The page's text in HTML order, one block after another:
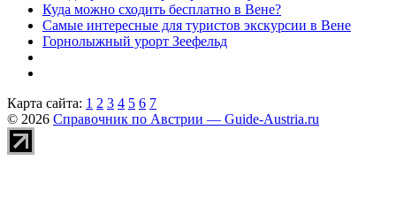
Куда можно сходить бесплатно в Вене?
Самые интересные для туристов экскурсии в Вене
Горнолыжный урорт Зеефельд
Карта сайта: 1 2 3 4 5 6 7
© 2026 Справочник по Австрии — Guide-Austria.ru